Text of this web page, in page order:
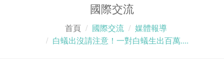
國際交流
首頁 國際交流
媒體報導
白蟻出沒請注意！一對白蟻生出百萬....